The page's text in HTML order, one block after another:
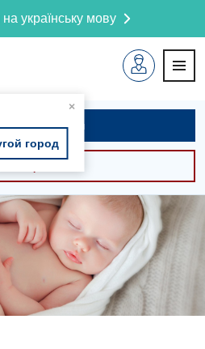
українську мову
×
город
на приём